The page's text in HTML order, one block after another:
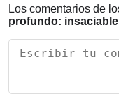
Los comentarios de
profundo: